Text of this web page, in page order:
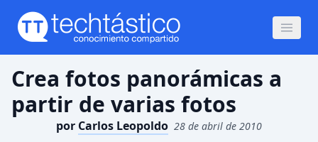
Crea fotos panorámicas a
partir de varias fotos
por Carlos Leopoldo 28 de abril de 2010